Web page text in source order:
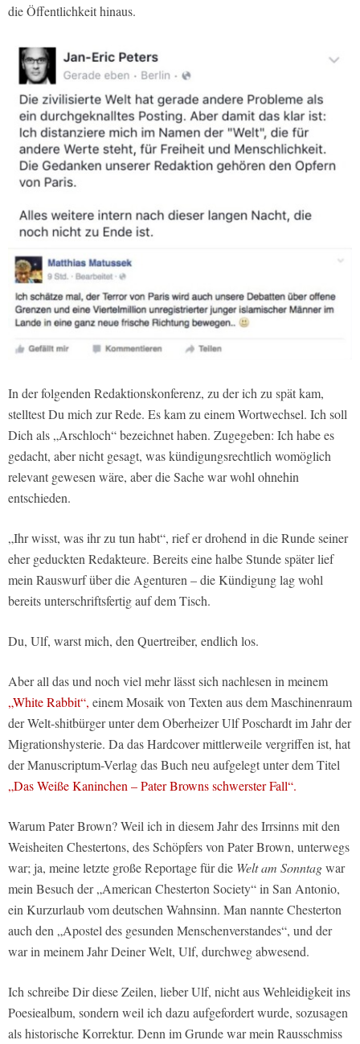
die Öffentlichkeit hinaus.
In der folgenden Redaktionskonferenz, zu der ich zu spät kam,
stelltest Du mich zur Rede. Es kam zu einem Wortwechsel. Ich soll
Dich als „Arschloch“ bezeichnet haben. Zugegeben: Ich habe es
gedacht, aber nicht gesagt, was kündigungsrechtlich womöglich
relevant gewesen wäre, aber die Sache war wohl ohnehin
entschieden.
„Ihr wisst, was ihr zu tun habt“, rief er drohend in die Runde seiner
eher geduckten Redakteure. Bereits eine halbe Stunde später lief
mein Rauswurf über die Agenturen – die Kündigung lag wohl
bereits unterschriftsfertig auf dem Tisch.
Du, Ulf, warst mich, den Quertreiber, endlich los.
Aber all das und noch viel mehr lässt sich nachlesen in meinem
„White Rabbit“, einem Mosaik von Texten aus dem Maschinenraum
der Welt-shitbürger unter dem Oberheizer Ulf Poschardt im Jahr der
Migrationshysterie. Da das Hardcover mittlerweile vergriffen ist, hat
der Manuscriptum-Verlag das Buch neu aufgelegt unter dem Titel
„Das Weiße Kaninchen – Pater Browns schwerster Fall“.
Warum Pater Brown? Weil ich in diesem Jahr des Irrsinns mit den
Weisheiten Chestertons, des Schöpfers von Pater Brown, unterwegs
war; ja, meine letzte große Reportage für die Welt am Sonntagwar
mein Besuch der „American Chesterton Society“ in San Antonio,
ein Kurzurlaub vom deutschen Wahnsinn. Man nannte Chesterton
auch den „Apostel des gesunden Menschenverstandes“, und der
war in meinem Jahr Deiner Welt, Ulf, durchweg abwesend.
Ich schreibe Dir diese Zeilen, lieber Ulf, nicht aus Wehleidigkeit ins
Poesiealbum, sondern weil ich dazu aufgefordert wurde, sozusagen
als historische Korrektur. Denn im Grunde war mein Rausschmiss